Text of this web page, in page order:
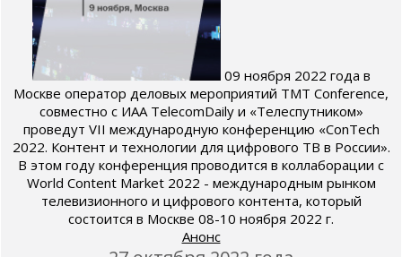
09 ноября 2022 года в
Москве оператор деловых мероприятий TMT Conference,
совместно с ИАА TelecomDaily и «Телеспутником»
проведут VII международную конференцию «ConTech
2022. Контент и технологии для цифрового ТВ в России».
В этом году конференция проводится в коллаборации с
World Content Market 2022 - международным рынком
телевизионного и цифрового контента, который
состоится в Москве 08-10 ноября 2022 г.
Анонс